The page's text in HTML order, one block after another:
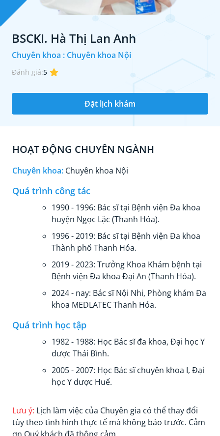
BSCKI. Hà Thị Lan Anh
Chuyên khoa : Chuyên khoa Nội
Đánh giá:5
Đặt lịch khám
HOẠT ĐỘNG CHUYÊN NGÀNH
Chuyên khoa: Chuyên khoa Nội
Quá trình công tác
1990 - 1996: Bác sĩ tại Bệnh viện Đa khoa
huyện Ngọc Lặc (Thanh Hóa).
1996 - 2019: Bác sĩ tại Bệnh viện Đa khoa
Thành phố Thanh Hóa.
2019 - 2023: Trưởng Khoa Khám bệnh tại
Bệnh viện Đa khoa Đại An (Thanh Hóa).
2024 - nay: Bác sĩ Nội Nhi, Phòng khám Đa
khoa MEDLATEC Thanh Hóa.
Quá trình học tập
1982 - 1988: Học Bác sĩ đa khoa, Đại học Y
dược Thái Bình.
2005 - 2007: Học Bác sĩ chuyên khoa I, Đại
học Y dược Huế.
Lưu ý: Lịch làm việc của Chuyên gia có thể thay đổi
tùy theo tình hình thực tế mà không báo trước. Cảm